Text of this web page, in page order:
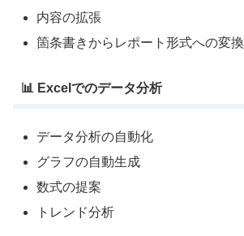
内容の拡張
箇条書きからレポート形式への変換
📊 Excelでのデータ分析
データ分析の自動化
グラフの自動生成
数式の提案
トレンド分析